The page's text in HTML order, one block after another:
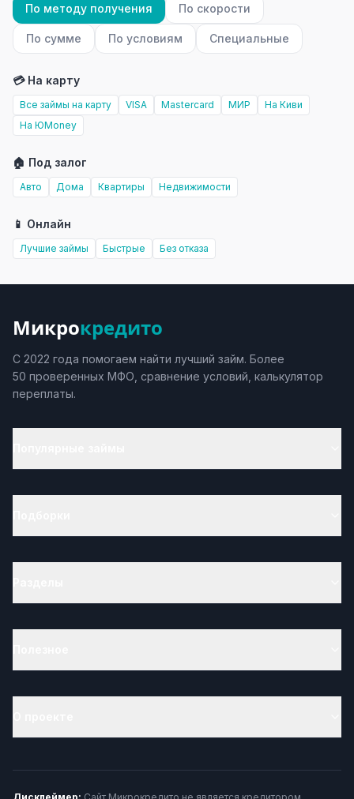
По методу получения По скорости
По сумме По условиям Специальные
💳 На карту
Все займы на карту VISA Mastercard МИР
На Киви
На ЮMoney
🏠 Под залог
Авто Дома Квартиры Недвижимости
📱 Онлайн
Лучшие займы Быстрые Без отказа
Микрокредито
С 2022 года помогаем найти лучший займ. Более
50 проверенных МФО, сравнение условий, калькулятор
переплаты.